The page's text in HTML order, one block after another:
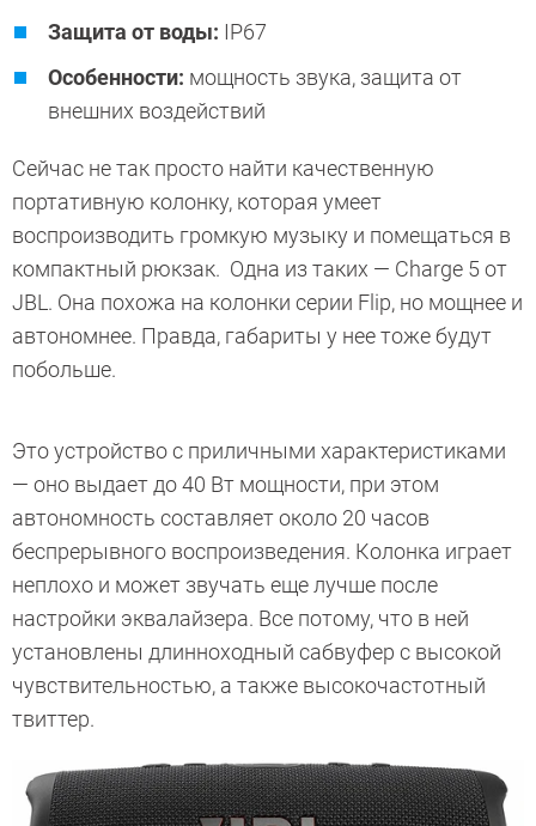
Защита от воды: IP67
Особенности: мощность звука, защита от
внешних воздействий
Сейчас не так просто найти качественную
портативную колонку, которая умеет
воспроизводить громкую музыку и помещаться в
компактный рюкзак. Одна из таких — Charge 5 от
JBL. Она похожа на колонки серии Flip, но мощнее и
автономнее. Правда, габариты у нее тоже будут
побольше.
Это устройство с приличными характеристиками
— оно выдает до 40 Вт мощности, при этом
автономность составляет около 20 часов
беспрерывного воспроизведения. Колонка играет
неплохо и может звучать еще лучше после
настройки эквалайзера. Все потому, что в ней
установлены длинноходный сабвуфер с высокой
чувствительностью, а также высокочастотный
твиттер.